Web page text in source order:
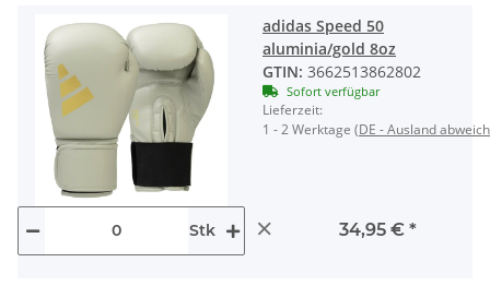
adidas Speed 50
aluminia/gold 8oz
GTIN: 3662513862802
Sofort verfügbar
Lieferzeit:
1 - 2 Werktage (DE - Ausland
Stk × 34,95 € *